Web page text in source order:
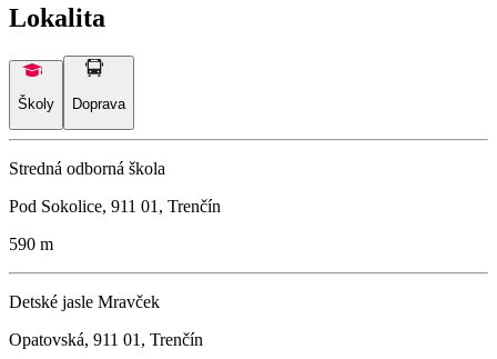
Lokalita
Školy Doprava
Stredná odborná škola
Pod Sokolice, 911 01, Trenčín
590 m
Detské jasle Mravček
Opatovská, 911 01, Trenčín